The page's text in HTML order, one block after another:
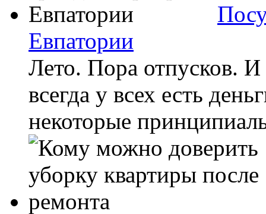
Евпатории
Лето. Пора отпусков.
всегда у всех есть
некоторые